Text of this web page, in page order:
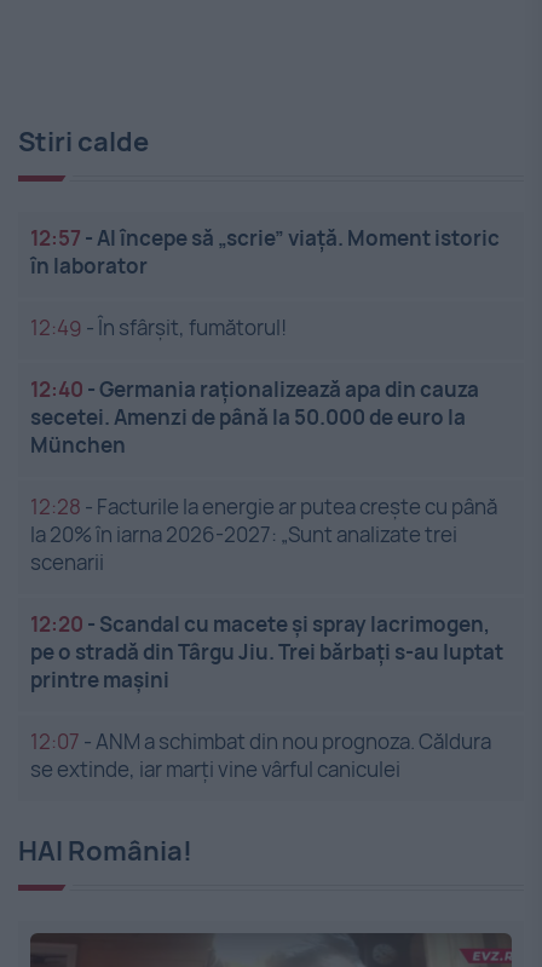
Stiri calde
12:57 -AI începe să „scrie” viață. Moment istoric
în laborator
12:49 -În sfârșit, fumătorul!
12:40 -Germania raționalizează apa din cauza
secetei. Amenzi de până la 50.000 de euro la
München
12:28 - Facturile la energie ar putea crește cu până
la 20% în iarna 2026-2027: „Sunt analizate trei
scenarii
12:20 - Scandal cu macete și spray lacrimogen,
pe o stradă din Târgu Jiu. Trei bărbați s-au luptat
printre mașini
12:07 -ANM a schimbat din nou prognoza. Căldura
se extinde, iar marți vine vârful caniculei
HAI România!